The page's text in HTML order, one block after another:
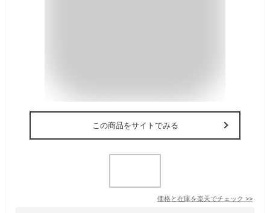
この商品をサイトでみる
価格と在庫を楽天でチェック >>